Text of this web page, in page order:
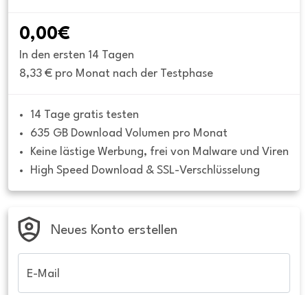
0,00€
In den ersten 14 Tagen
8,33 € pro Monat nach der Testphase
14 Tage gratis testen
635 GB Download Volumen pro Monat
Keine lästige Werbung, frei von Malware und Viren
High Speed Download & SSL-Verschlüsselung
Neues Konto erstellen
E-Mail